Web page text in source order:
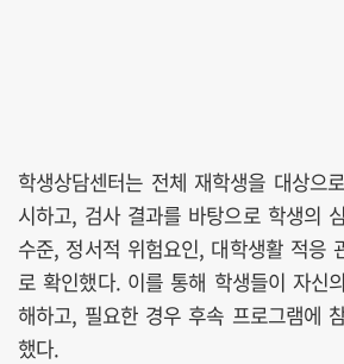
학생상담센터는 전체 재학생을 대상으
시하고, 검사 결과를 바탕으로 학생의
수준, 정서적 위험요인, 대학생활 적응
로 확인했다. 이를 통해 학생들이 자신
해하고, 필요한 경우 후속 프로그램에
했다.